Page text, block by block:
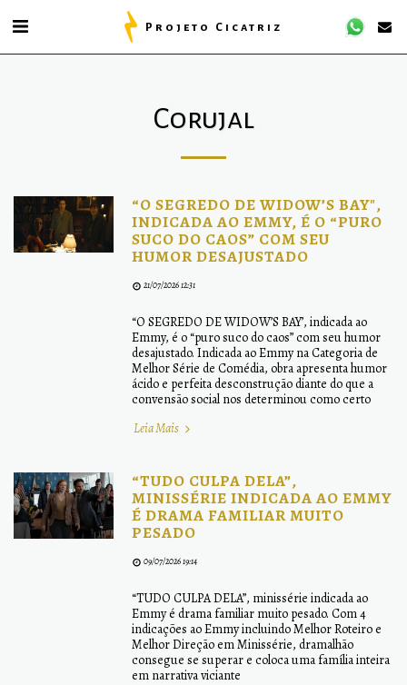
Projeto Cicatriz
Corujal
“O SEGREDO DE WIDOW’S BAY",
INDICADA AO EMMY, É O “PURO
SUCO DO CAOS” COM SEU
HUMOR DESAJUSTADO
21/07/2026 12:31
“O SEGREDO DE WIDOW’S BAY’, indicada ao
Emmy, é o “puro suco do caos” com seu humor
desajustado. Indicada ao Emmy na Categoria de
Melhor Série de Comédia, obra apresenta humor
ácido e perfeita desconstrução diante do que a
convensão social nos determinou como certo
Leia Mais
“TUDO CULPA DELA”,
MINISSÉRIE INDICADA AO EMMY
É DRAMA FAMILIAR MUITO
PESADO
09/07/2026 19:14
“TUDO CULPA DELA”, minissérie indicada ao
Emmy é drama familiar muito pesado. Com 4
indicações ao Emmy incluindo Melhor Roteiro e
Melhor Direção em Minissérie, dramalhão
consegue se superar e coloca uma família inteira
em narrativa viciante